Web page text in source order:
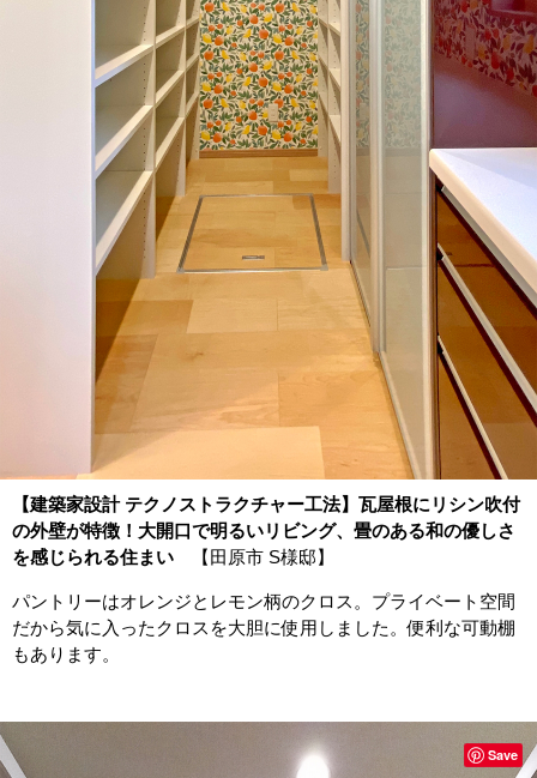
【建築家設計 テクノストラクチャー工法】瓦屋根にリシン吹付
の外壁が特徴！大開口で明るいリビング、畳のある和の優しさ
を感じられる住まい 【田原市 S様邸】
パントリーはオレンジとレモン柄のクロス。プライベート空間
だから気に入ったクロスを大胆に使用しました。便利な可動棚
もあります。
Save